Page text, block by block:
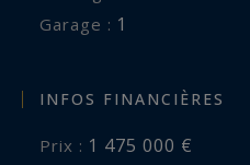
garage : 1
INFOS FINANCIÈRES
Prix : 1 475 000 €